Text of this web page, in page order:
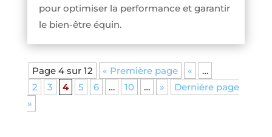
pour optimiser la performance et garantir
le bien-être équin.
Page 4 sur 12 « Première page «
…
2
3 4 5 6 … 10 … »
Dernière page
»